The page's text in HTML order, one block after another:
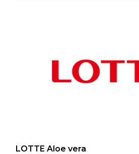
LOTTE Aloe vera